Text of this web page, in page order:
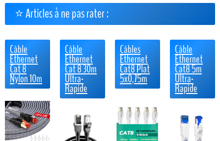
⭐ Articles à ne pas rater :
Câble
Ethernet
Cat 8
Nylon 10m
Câble
Ethernet
Cat 8 30m
Ultra-
Rapide
Câbles
Ethernet
Cat8 Plat
5x0,75m
Câble
Ethernet
Cat8 5m
Ultra-
Rapide